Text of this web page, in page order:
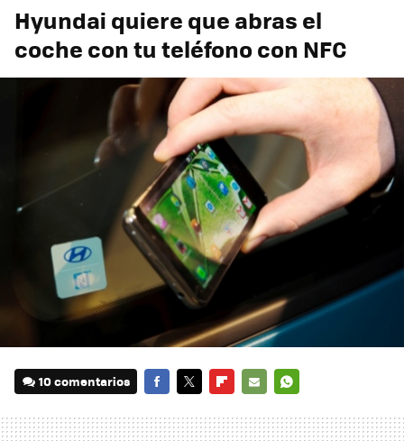
Hyundai quiere que abras el
coche con tu teléfono con NFC
10 comentarios
MAIL